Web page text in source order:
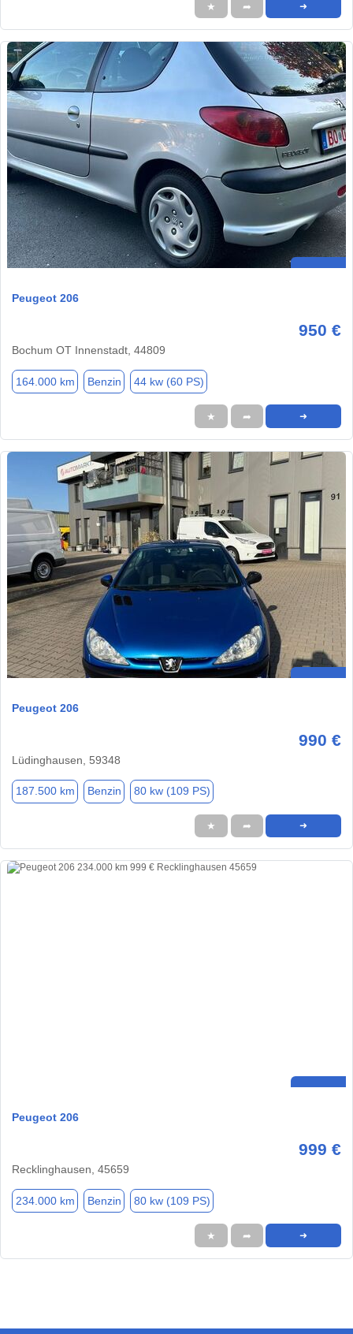
★ ➦ ➜
Peugeot 206
950 €
Bochum OT Innenstadt, 44809
164.000 km Benzin 44 kw (60 PS)
★ ➦ ➜
Peugeot 206
990 €
Lüdinghausen, 59348
187.500 km Benzin 80 kw (109 PS)
★ ➦ ➜
Peugeot 206
999 €
Recklinghausen, 45659
234.000 km Benzin 80 kw (109 PS)
★ ➦ ➜